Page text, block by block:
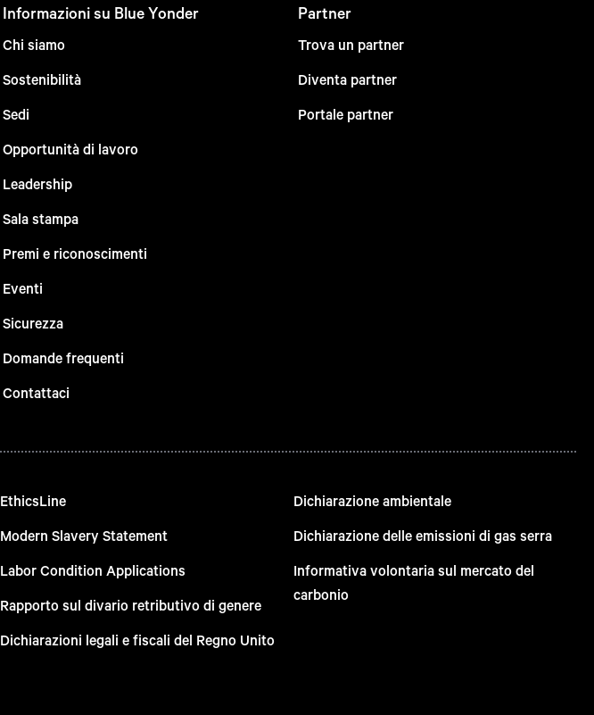
Informazioni su Blue Yonder
Chi siamo
Sostenibilità
Sedi
Opportunità di lavoro
Leadership
Sala stampa
Premi e riconoscimenti
Eventi
Sicurezza
Domande frequenti
Contattaci
Partner
Trova un partner
Diventa partner
Portale partner
EthicsLine
Modern Slavery Statement
Labor Condition Applications
Rapporto sul divario retributivo di genere
Dichiarazioni legali e fiscali del Regno Unito
Dichiarazione ambientale
Dichiarazione delle emissioni di gas serra
Informativa volontaria sul mercato del
carbonio